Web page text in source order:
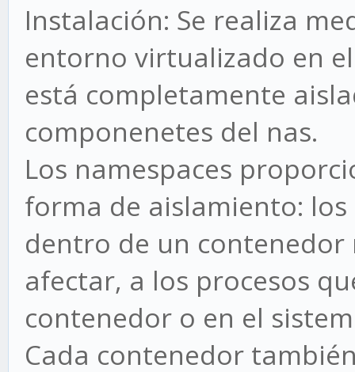
Instalación: Se realiza
entorno virtualizado en
está completamente
componenetes del nas.
Los namespaces
forma de aislamiento:
dentro de un contenedor
afectar, a los procesos
contenedor o en el
Cada contenedor